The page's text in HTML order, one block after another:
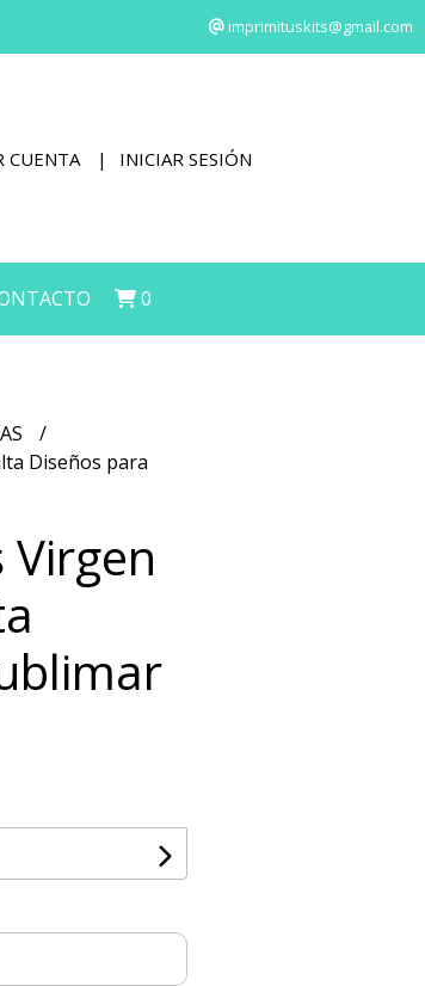
imprimituskits@gmail.com
CUENTA INICIAR SESIÓN
0
Diseños para
Virgen